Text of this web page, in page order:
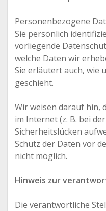
Personenbezogene
Sie persönlich
vorliegende
welche Daten wir
Sie erläutert auch, wie
geschieht.
Wir weisen darauf hin,
im Internet (z. B. bei
Sicherheitslücken
Schutz der Daten vor
nicht möglich.
Hinweis zur
Die verantwortliche